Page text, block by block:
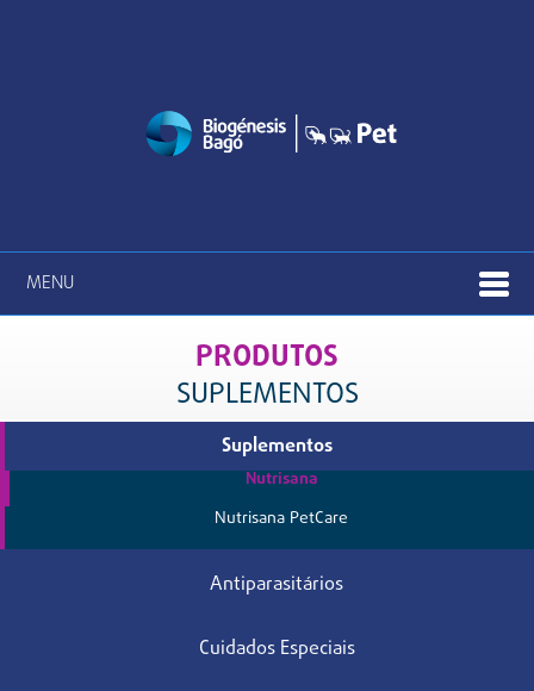
MENU
PRODUTOS
SUPLEMENTOS
Suplementos
Nutrisana
Nutrisana PetCare
Antiparasitários
Cuidados Especiais